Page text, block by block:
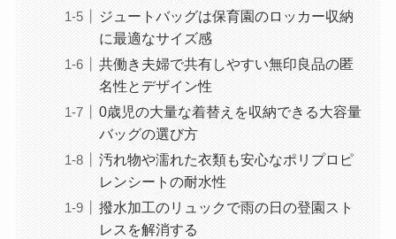
ジュートバッグは保育園のロッカー収納
に最適なサイズ感
共働き夫婦で共有しやすい無印良品の匿
名性とデザイン性
0歳児の大量な着替えを収納できる大容量
バッグの選び方
汚れ物や濡れた衣類も安心なポリプロピ
レンシートの耐水性
撥水加工のリュックで雨の日の登園スト
レスを解消する